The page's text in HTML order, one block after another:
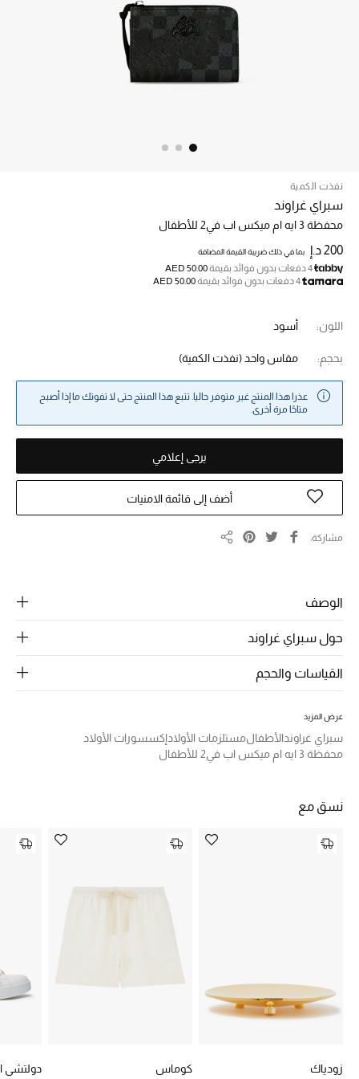
جديد لدينا
نسوقوا أحدث ما وصلنا
خصومات
ركن أناقة المنتجعات
حصريًا عبر الإنترنت
تشكيلة المناسبات للنساء
الحب للمحلي
حقائب وأحذية متطابقة
هدايا للنساء
ركن الفخامة
جميع الإكسسورات النسائية
تسوقوا للنساء
نفذت الكمية
سبراي غراوند
محفظة 3 ايه ام ميكس اب في2 للأطفال
200 د.إ بما في ذلك ضريبة القيمة المضافة
4 دفعات بدون فوائد بقيمة
AED 50.00
4 دفعات بدون فوائد بقيمة
AED 50.00
اللون: أسود
بحجم: مقاس واحد(نفذت الكمية)
عذرا هذا المنتج غير متوفر حاليا. تتبع هذا المنتج حتى لا تفوتك ما إذا أصبح
متاحًا مرة أخرى.
يرجى إعلامي
أضف إلى قائمة الامنيات
مشاركة
الوصف
حول سبراي غراوند
القياسات والحجم
عرض المزيد
سبراي غراوندالأطفالمستلزمات الأولادإكسسورات الأولاد
محفظة 3 ايه ام ميكس اب في2 للأطفال
نسق مع
زودياك كوماس دولتشي